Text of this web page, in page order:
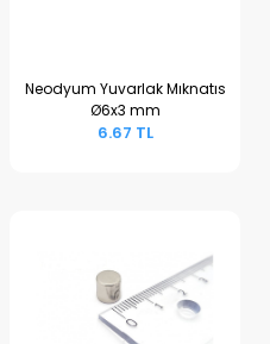
Sepete Ekle
Neodyum Yuvarlak Mıknatıs
Ø6x3 mm
6.67 TL